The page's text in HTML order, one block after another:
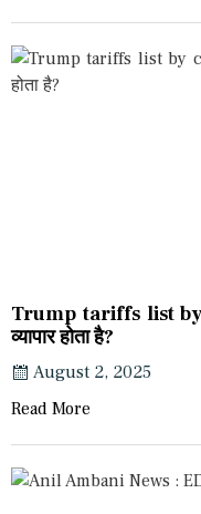
Trump tariffs list by
व्यापार होता है?
August 2, 2025
Read More